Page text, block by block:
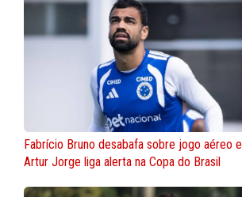
Fabrício Bruno desabafa sobre jogo aéreo e
Artur Jorge liga alerta na Copa do Brasil